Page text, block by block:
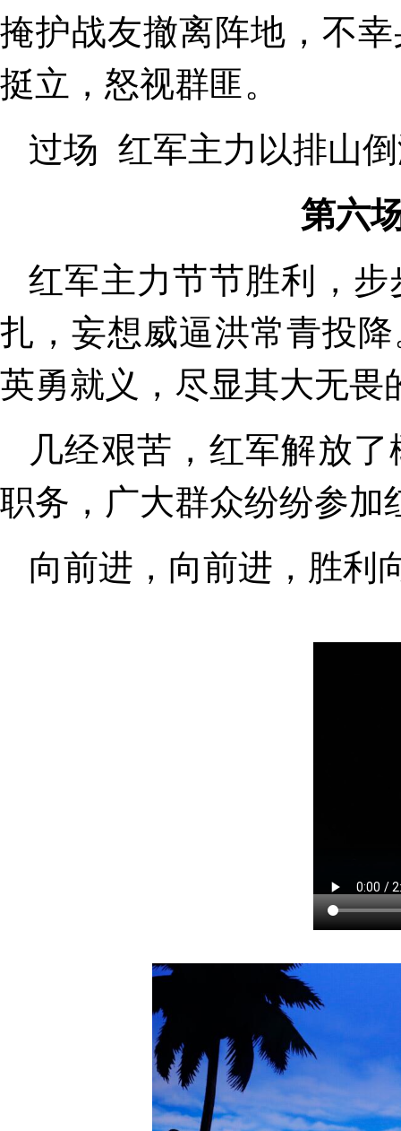
掩护战友撤离阵地，不
挺立，怒视群匪。
过场 红军主力以排山
第六
红军主力节节胜利，
扎，妄想威逼洪常青投
英勇就义，尽显其大无畏
几经艰苦，红军解放
职务，广大群众纷纷参加
向前进，向前进，胜利